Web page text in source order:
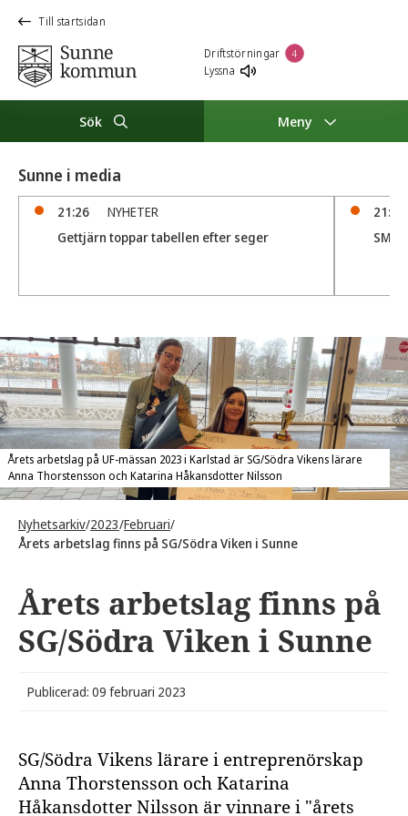
Till startsidan
Driftstörningar 4
Lyssna
Sök Meny
Sunne i media
21:26
NYHETER
Gettjärn toppar tabellen efter seger
21:05
SM
Årets arbetslag på UF-mässan 2023 i Karlstad är SG/Södra Vikens lärare
Anna Thorstensson och Katarina Håkansdotter Nilsson
Nyhetsarkiv/2023/Februari/
Årets arbetslag finns på SG/Södra Viken i Sunne
Årets arbetslag finns på
SG/Södra Viken i Sunne
Publicerad: 09 februari 2023
SG/Södra Vikens lärare i entreprenörskap
Anna Thorstensson och Katarina
Håkansdotter Nilsson är vinnare i "årets